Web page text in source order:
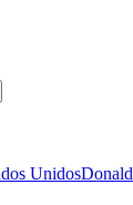
UnidosDonald